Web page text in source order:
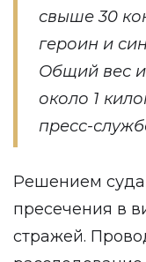
свыше 30
героин и
Общий вес
около 1
пресс-
Решением
пресечения в
стражей.